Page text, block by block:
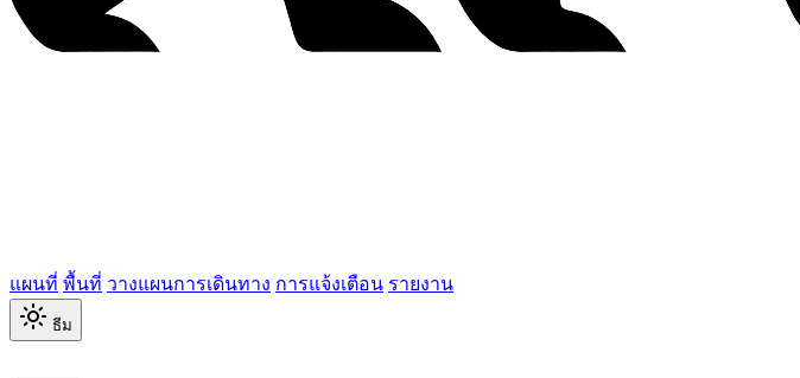
แผนที่ พื้นที่ วางแผนการเดินทาง การแจ้งเตือน รายงาน
ธีม